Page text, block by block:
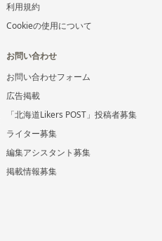
利用規約
Cookieの使用について
お問い合わせ
お問い合わせフォーム
広告掲載
「北海道Likers POST」投稿者募集
ライター募集
編集アシスタント募集
掲載情報募集